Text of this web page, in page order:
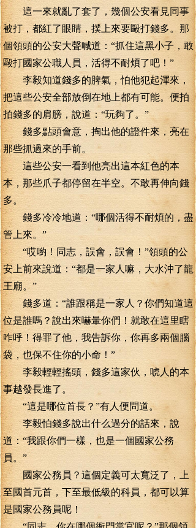
這一來就亂了套了，幾個公安看見同事
被打，都紅了眼睛，撲上來要毆打錢多。那
個領頭的公安大聲喊道：“抓住這黑小子，敢
毆打國家公職人員，活得不耐煩了吧！”
李毅知道錢多的脾氣，怕他犯起渾來，
把這些公安全部放倒在地上都有可能。便拍
拍錢多的肩膀，說道：“玩夠了。”
錢多點頭會意，掏出他的證件來，亮在
那些抓過來的手前。
這些公安一看到他亮出這本紅色的本
本，那些爪子都停留在半空。不敢再伸向錢
多。
錢多冷冷地道：“哪個活得不耐煩的，盡
管上來。”
“哎喲！同志，誤會，誤會！”領頭的公
安上前來說道：“都是一家人嘛，大水沖了龍
王廟。”
錢多道：“誰跟稱是一家人？你們知道這
位是誰嗎？說出來嚇暈你們！就敢在這里瞎
咋呼！得罪了他，我告訴你，你再多兩個腦
袋，也保不住你的小命！”
李毅輕輕搖頭，錢多這家伙，唬人的本
事越發長進了。
“這是哪位首長？”有人便問道。
李毅怕錢多說出什么過分的話來，說
道：“我跟你們一樣，也是一個國家公務
員。”
國家公務員？這個定義可太寬泛了，上
至國首元首，下至最低級的科員，都可以算
是國家公務員呢！